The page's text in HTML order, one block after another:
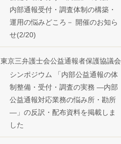
内部通報受付・調査体制の構築・
運用の悩みどころ－ 開催のお知ら
せ(2/20)
東京三弁護士会公益通報者保護協議会
シンポジウム 「内部公益通報の体
制整備・受付・調査の実務 ―内部
公益通報対応業務の悩み所・勘所
―」の反訳・配布資料を掲載しま
した